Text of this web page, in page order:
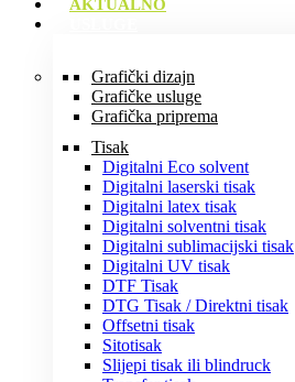
AKTUALNO
Grafički dizajn
Grafičke usluge
Grafička priprema
Tisak
Digitalni Eco solvent
Digitalni laserski tisak
Digitalni latex tisak
Digitalni solventni tisak
Digitalni sublimacijski tisak
Digitalni UV tisak
DTF Tisak
DTG Tisak / Direktni tisak
Offsetni tisak
Sitotisak
Slijepi tisak ili blindruck